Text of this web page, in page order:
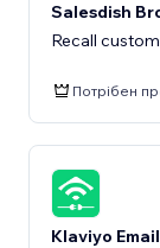
Salesdish
Recall
Потрібен
Klaviyo